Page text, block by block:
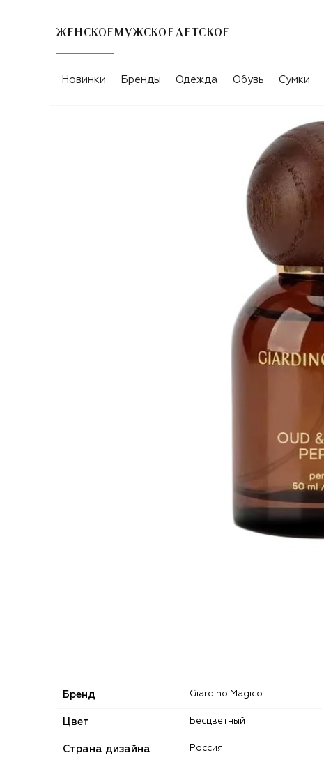
ЖЕНСКОЕ МУЖСКОЕ ДЕТСКОЕ
Новинки Бренды Одежда Обувь Сумки
Бренд Giardino Magico
Цвет Бесцветный
Страна дизайна Россия